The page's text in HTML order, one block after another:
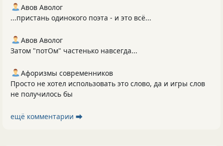
Авов Аволог
...пристань одинокого поэта - и это всё...
Авов Аволог
Затом "потОм" частенько навсегда...
Афоризмы современников
Просто не хотел использовать это слово, да и игры слов
не получилось бы
ещё комментарии ⮕